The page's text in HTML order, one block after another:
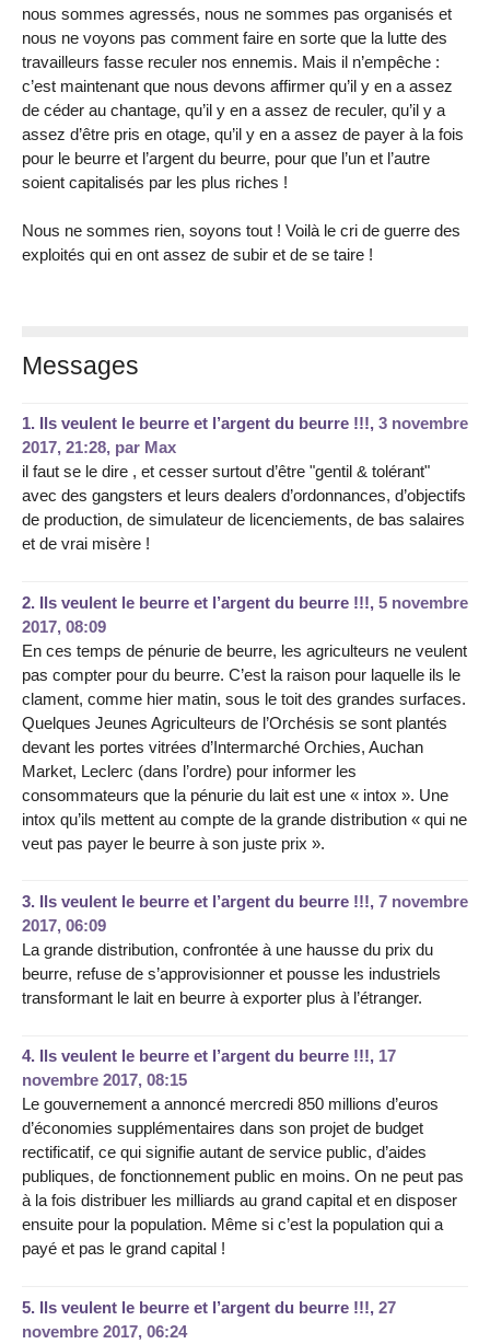
nous sommes agressés, nous ne sommes pas organisés et
nous ne voyons pas comment faire en sorte que la lutte des
travailleurs fasse reculer nos ennemis. Mais il n’empêche :
c’est maintenant que nous devons affirmer qu’il y en a assez
de céder au chantage, qu’il y en a assez de reculer, qu’il y a
assez d’être pris en otage, qu’il y en a assez de payer à la fois
pour le beurre et l’argent du beurre, pour que l’un et l’autre
soient capitalisés par les plus riches !
Nous ne sommes rien, soyons tout ! Voilà le cri de guerre des
exploités qui en ont assez de subir et de se taire !
Messages
1. Ils veulent le beurre et l’argent du beurre !!!, 3 novembre
2017, 21:28, par Max
il faut se le dire , et cesser surtout d’être "gentil & tolérant"
avec des gangsters et leurs dealers d’ordonnances, d’objectifs
de production, de simulateur de licenciements, de bas salaires
et de vrai misère !
2. Ils veulent le beurre et l’argent du beurre !!!, 5 novembre
2017, 08:09
En ces temps de pénurie de beurre, les agriculteurs ne veulent
pas compter pour du beurre. C’est la raison pour laquelle ils le
clament, comme hier matin, sous le toit des grandes surfaces.
Quelques Jeunes Agriculteurs de l’Orchésis se sont plantés
devant les portes vitrées d’Intermarché Orchies, Auchan
Market, Leclerc (dans l’ordre) pour informer les
consommateurs que la pénurie du lait est une « intox ». Une
intox qu’ils mettent au compte de la grande distribution « qui ne
veut pas payer le beurre à son juste prix ».
3. Ils veulent le beurre et l’argent du beurre !!!, 7 novembre
2017, 06:09
La grande distribution, confrontée à une hausse du prix du
beurre, refuse de s’approvisionner et pousse les industriels
transformant le lait en beurre à exporter plus à l’étranger.
4. Ils veulent le beurre et l’argent du beurre !!!, 17
novembre 2017, 08:15
Le gouvernement a annoncé mercredi 850 millions d’euros
d’économies supplémentaires dans son projet de budget
rectificatif, ce qui signifie autant de service public, d’aides
publiques, de fonctionnement public en moins. On ne peut pas
à la fois distribuer les milliards au grand capital et en disposer
ensuite pour la population. Même si c’est la population qui a
payé et pas le grand capital !
5. Ils veulent le beurre et l’argent du beurre !!!, 27
novembre 2017, 06:24